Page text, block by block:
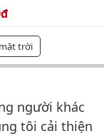
trời
người khác
tôi cải thiện